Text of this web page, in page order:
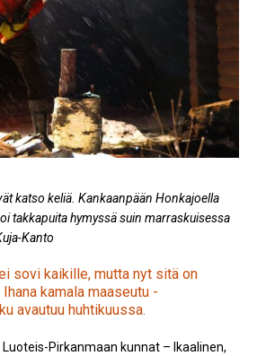
katso keliä. Kankaanpään Honkajoella
takkapuita hymyssä suin marraskuisessa
Kanto
sovi kaikille, mutta nyt sitä on
kamala maaseutu -
avautuu huhtikuussa.
Pirkanmaan kunnat – Ikaalinen,